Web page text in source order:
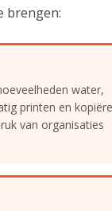
brengen:
water,
printen en
van organisaties